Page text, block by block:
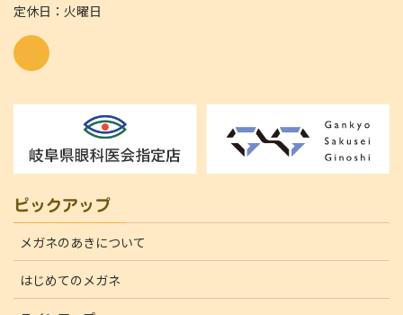
定休日：火曜日
ピックアップ
メガネのあきについて
はじめてのメガネ